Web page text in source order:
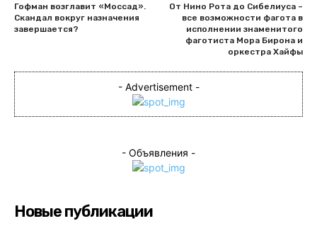
Гофман возглавит «Моссад».
Скандал вокруг назначения
завершается?
От Нино Рота до Сибелиуса –
все возможности фагота в
исполнении знаменитого
фаготиста Мора Бирона и
оркестра Хайфы
- Advertisement -
- Объявления -
Новые публикации